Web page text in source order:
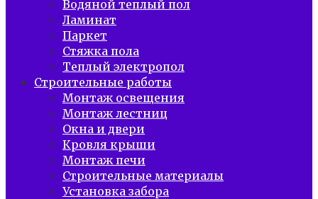
Водяной теплый пол
Ламинат
Паркет
Стяжка пола
Теплый электропол
Строительные работы
Монтаж освещения
Монтаж лестниц
Окна и двери
Кровля крыши
Монтаж печи
Строительные материалы
Установка забора